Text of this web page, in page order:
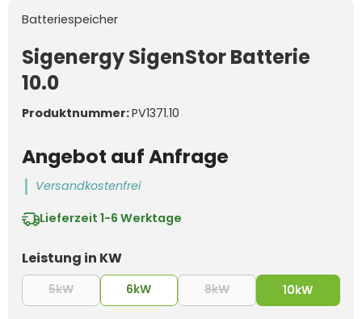
Batteriespeicher
Sigenergy SigenStor Batterie
10.0
Produktnummer:PV1371.10
Angebot auf Anfrage
Versandkostenfrei
Lieferzeit 1-6 Werktage
Leistung in KWauswählen
5kW(Diese Option ist zurzeit nicht verfügbar.)
6kW 8kW(Diese Option ist
10kW